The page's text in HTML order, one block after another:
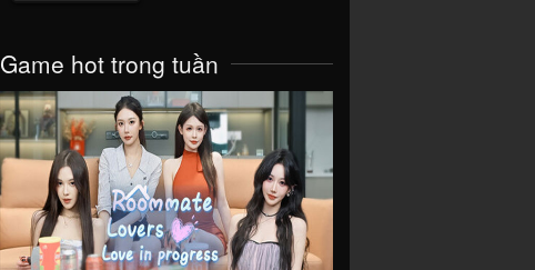
Game hot trong tuần
VIEW